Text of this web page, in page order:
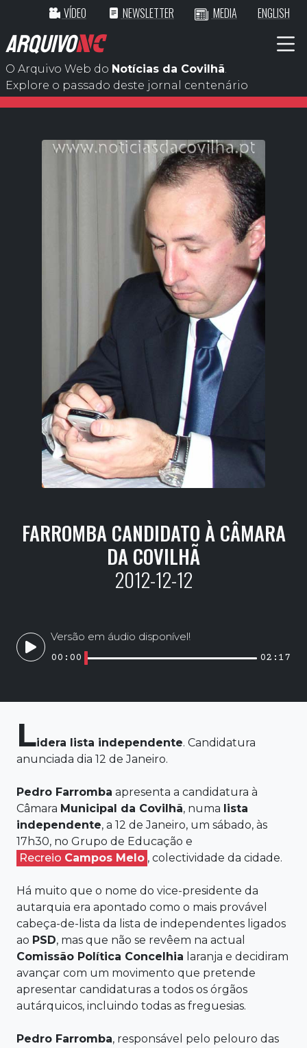
VÍDEO NEWSLETTER MEDIA ENGLISH
ARQUIVONC
O Arquivo Web do Notícias da Covilhã.
Explore o passado deste jornal centenário
FARROMBA CANDIDATO À CÂMARA
DA COVILHÃ
2012-12-12
Versão em áudio disponível!
00:00 02:17
Lidera lista independente. Candidatura
anunciada dia 12 de Janeiro.
Pedro Farromba apresenta a candidatura à
Câmara Municipal da Covilhã, numa lista
independente, a 12 de Janeiro, um sábado, às
17h30, no Grupo de Educação e
Recreio Campos Melo , colectividade da cidade.
Há muito que o nome do vice-presidente da
autarquia era apontado como o mais provável
cabeça-de-lista da lista de independentes ligados
ao PSD, mas que não se revêem na actual
Comissão Política Concelhia laranja e decidiram
avançar com um movimento que pretende
apresentar candidaturas a todos os órgãos
autárquicos, incluindo todas as freguesias.
Pedro Farromba, responsável pelo pelouro das